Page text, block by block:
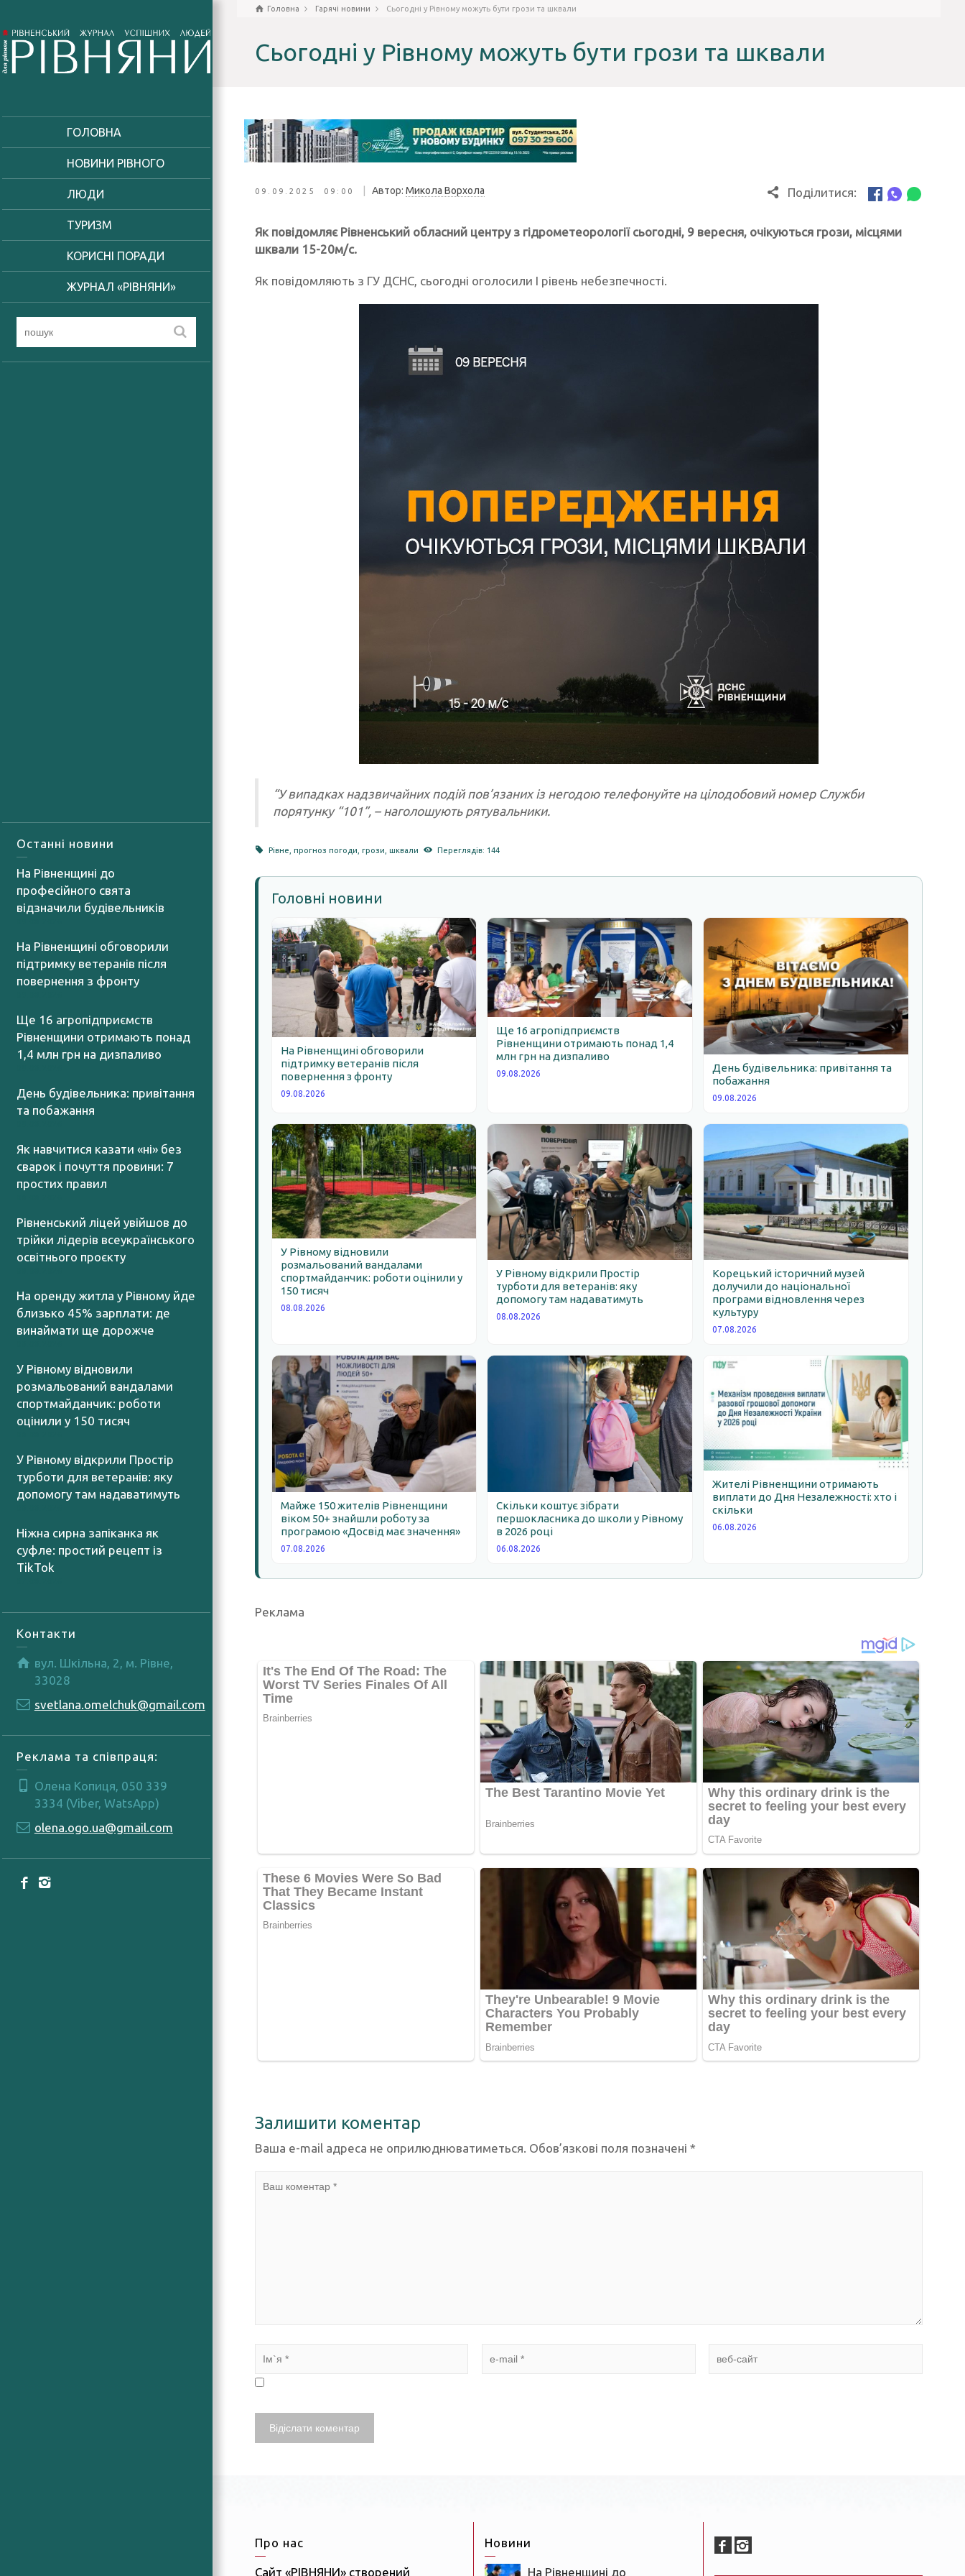
ГОЛОВНА
НОВИНИ РІВНОГО
ЛЮДИ
ТУРИЗМ
КОРИСНІ ПОРАДИ
ЖУРНАЛ «РІВНЯНИ»
Останні новини
На Рівненщині до
професійного свята
відзначили будівельників
На Рівненщині обговорили
підтримку ветеранів після
повернення з фронту
Ще 16 агропідприємств
Рівненщини отримають понад
1,4 млн грн на дизпаливо
День будівельника: привітання
та побажання
Як навчитися казати «ні» без
сварок і почуття провини: 7
простих правил
Рівненський ліцей увійшов до
трійки лідерів всеукраїнського
освітнього проєкту
На оренду житла у Рівному йде
близько 45% зарплати: де
винаймати ще дорожче
У Рівному відновили
розмальований вандалами
спортмайданчик: роботи
оцінили у 150 тисяч
У Рівному відкрили Простір
турботи для ветеранів: яку
допомогу там надаватимуть
Ніжна сирна запіканка як
суфле: простий рецепт із
TikTok
Контакти
вул. Шкільна, 2, м. Рівне,
33028
svetlana.omelchuk@gmail.com
Реклама та співпраця:
Олена Копиця, 050 339
3334 (Viber, WatsApp)
olena.ogo.ua@gmail.com
Головна Гарячі новини Сьогодні у Рівному можуть бути грози та шквали
Сьогодні у Рівному можуть бути грози та шквали
09.09.2025 09:00 Автор: Микола Ворхола Поділитися:
Як повідомляє Рівненський обласний центру з гідрометеорології сьогодні, 9 вересня, очікуються грози, місцями
шквали 15-20м/с.
Як повідомляють з ГУ ДСНС, сьогодні оголосили І рівень небезпечності.
“У випадках надзвичайних подій пов’язаних із негодою телефонуйте на цілодобовий номер Служби
порятунку “101”, – наголошують рятувальники.
Рівне ,прогноз погоди ,грози ,шквали Переглядів: 144
Головні новини
На Рівненщині обговорили
підтримку ветеранів після
повернення з фронту
09.08.2026
Ще 16 агропідприємств
Рівненщини отримають понад 1,4
млн грн на дизпаливо
09.08.2026
День будівельника: привітання та
побажання
09.08.2026
У Рівному відновили
розмальований вандалами
спортмайданчик: роботи оцінили у
150 тисяч
08.08.2026
У Рівному відкрили Простір
турботи для ветеранів: яку
допомогу там надаватимуть
08.08.2026
Корецький історичний музей
долучили до національної
програми відновлення через
культуру
07.08.2026
Майже 150 жителів Рівненщини
віком 50+ знайшли роботу за
програмою «Досвід має значення»
07.08.2026
Скільки коштує зібрати
першокласника до школи у Рівному
в 2026 році
06.08.2026
Жителі Рівненщини отримають
виплати до Дня Незалежності: хто і
скільки
06.08.2026
Реклама
Залишити коментар
Ваша e-mail адреса не оприлюднюватиметься. Обов’язкові поля позначені *
Про нас
Сайт «РІВНЯНИ» створений
Новини
На Рівненщині до